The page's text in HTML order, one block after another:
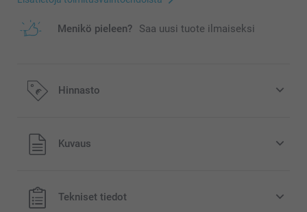
Menikö pieleen? Saa uusi tuote ilmaiseksi
Hinnasto
Kaikki hinnat ovat euroina, sisältävät arvonlisäveron ja
eivät sisällä postikuluja.
Kuvaus
Tekniset tiedot